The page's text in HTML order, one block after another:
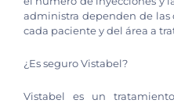
administra dependen de las
cada paciente y del área a
¿Es seguro Vistabel?
Vistabel es un